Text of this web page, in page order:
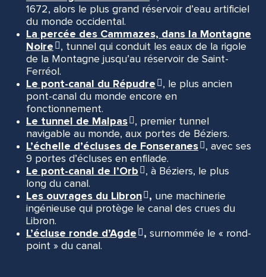
1672, alors le plus grand réservoir d’eau artificiel
du monde occidental.
La percée des Cammazes, dans la Montagne
Noire
, tunnel qui conduit les eaux de la rigole
de la Montagne jusqu’au réservoir de Saint-
Ferréol.
Le pont-canal du Répudre
, le plus ancien
pont-canal du monde encore en
fonctionnement.
Le tunnel de Malpas
, premier tunnel
navigable au monde, aux portes de Béziers.
L’échelle d’écluses de Fonseranes
, avec ses
9 portes d’écluses en enfilade.
Le pont-canal de l’Orb
, à Béziers, le plus
long du canal.
Les ouvrages du Libron
, une machinerie
ingénieuse qui protège le canal des crues du
Libron.
L’écluse ronde d’Agde
, surnommée le « rond-
point » du canal.